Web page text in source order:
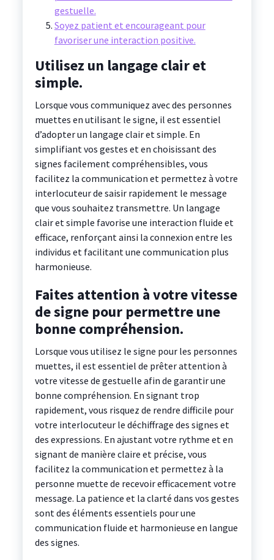
gestuelle.
Soyez patient et encourageant pour
favoriser une interaction positive.
Utilisez un langage clair et
simple.
Lorsque vous communiquez avec des personnes
muettes en utilisant le signe, il est essentiel
d’adopter un langage clair et simple. En
simplifiant vos gestes et en choisissant des
signes facilement compréhensibles, vous
facilitez la communication et permettez à votre
interlocuteur de saisir rapidement le message
que vous souhaitez transmettre. Un langage
clair et simple favorise une interaction fluide et
efficace, renforçant ainsi la connexion entre les
individus et facilitant une communication plus
harmonieuse.
Faites attention à votre vitesse
de signe pour permettre une
bonne compréhension.
Lorsque vous utilisez le signe pour les personnes
muettes, il est essentiel de prêter attention à
votre vitesse de gestuelle afin de garantir une
bonne compréhension. En signant trop
rapidement, vous risquez de rendre difficile pour
votre interlocuteur le déchiffrage des signes et
des expressions. En ajustant votre rythme et en
signant de manière claire et précise, vous
facilitez la communication et permettez à la
personne muette de recevoir efficacement votre
message. La patience et la clarté dans vos gestes
sont des éléments essentiels pour une
communication fluide et harmonieuse en langue
des signes.